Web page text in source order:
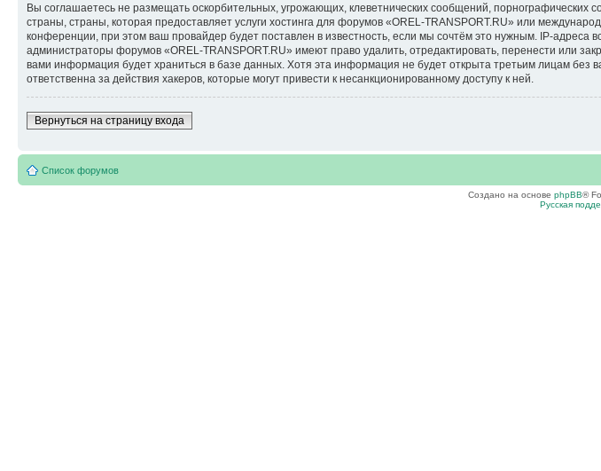
Вы соглашаетесь не размещать оскорбительных, угрожающих, клеветнических сообщений,
страны, страны, которая предоставляет услуги хостинга для форумов «OREL-TRANSPORT.RU» или
конференции, при этом ваш провайдер будет поставлен в известность, если мы сочтём это нужным. IP-
администраторы форумов «OREL-TRANSPORT.RU» имеют право удалить, отредактировать, перенести или
вами информация будет храниться в базе данных. Хотя эта информация не будет открыта третьим лицам
ответственна за действия хакеров, которые могут привести к несанкционированному доступу к ней.
Вернуться на страницу входа
Список форумов
Создано на основе phpBB®
Русская